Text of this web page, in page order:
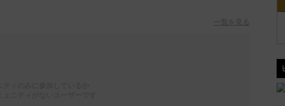
一覧を見る